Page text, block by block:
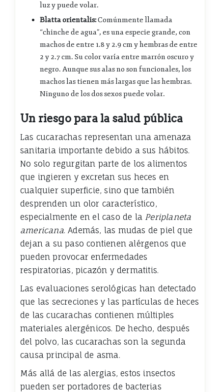
luz y puede volar.
Blatta orientalis:Comúnmente llamada
“chinche de agua”, es una especie grande, con
machos de entre 1.8 y 2.9 cm y hembras de entre
2 y 2.7 cm. Su color varía entre marrón oscuro y
negro. Aunque sus alas no son funcionales, los
machos las tienen más largas que las hembras.
Ninguno de los dos sexos puede volar.
Un riesgo para la salud pública
Las cucarachas representan una amenaza
sanitaria importante debido a sus hábitos.
No solo regurgitan parte de los alimentos
que ingieren y excretan sus heces en
cualquier superficie, sino que también
desprenden un olor característico,
especialmente en el caso de la Periplaneta
americana. Además, las mudas de piel que
dejan a su paso contienen alérgenos que
pueden provocar enfermedades
respiratorias, picazón y dermatitis.
Las evaluaciones serológicas han detectado
que las secreciones y las partículas de heces
de las cucarachas contienen múltiples
materiales alergénicos. De hecho, después
del polvo, las cucarachas son la segunda
causa principal de asma.
Más allá de las alergias, estos insectos
pueden ser portadores de bacterias